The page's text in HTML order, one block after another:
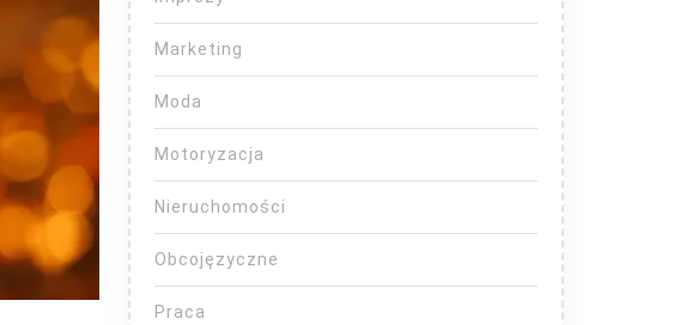
Marketing
Moda
Motoryzacja
Nieruchomości
Obcojęzyczne
Praca